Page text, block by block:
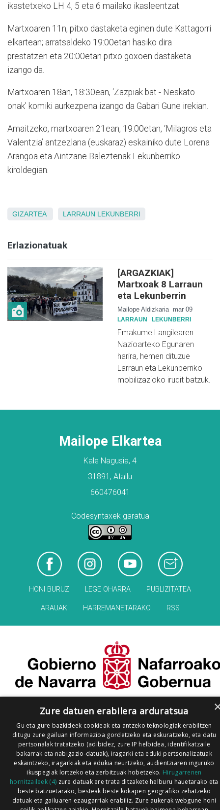
ikastetxeko LH 4, 5 eta 6 mailako ikasleentzat.
Martxoaren 11n, pitxo dastaketa eginen dute Kattagorri
elkartean; arratsaldeko 19:00etan hasiko dira
prestatzen eta 20:00etan pitxo goxoen dastaketa
izango da.
Martxoaren 18an, 18:30ean, ‘Zazpiak bat - Neskato
onak’ komiki aurkezpena izango da Gabari Gune irekian.
Amaitzeko, martxoaren 21ean, 19:00etan, ‘Milagros eta
Valentzia’ antzezlana (euskaraz) eskainiko dute Lorena
Arangoa eta Aintzane Baleztenak Lekunberriko
kiroldegian.
GIZARTEA LARRAUN LEKUNBERRI
Erlazionatuak
[ARGAZKIAK]
Martxoak 8 Larraun
eta Lekunberrin
Mailope Aldizkaria mar 09
LARRAUN LEKUNBERRI
Emakume Langilearen
Nazioarteko Egunaren
harira, hemen dituzue
Larraun eta Lekunberriko
mobilizazioko irudit batzuk.
Mailope Elkartea
Kale Nagusia, 4
31891, Atallu
660476041
Codesyntaxek garatua
HONI BURUZ LEGE OHARRA PUBLIZITATEA
ARAUAK HARREMANETARAKO RSS
Zure datuen erabilera arduratsua
Gu eta gure bazkideek cookieak eta antzeko teknologiak erabiltzen
ditugu zure gailuan informazioa gordetzeko eta eskuratzeko, eta datu
pertsonalak tratatzeko (adibidez, zure IP helbidea, identifikatzaile
bakarrak eta nabigazio-datuak), iragarki eta eduki pertsonalizatuak
eskaintzeko, iragarkiak eta edukia neurtzeko, audientziaren inguruko
ikuspegiak lortzeko eta zerbitzuak hobetzeko. Hirugarrenen
hornitzaileek (4) zure datuak ere trata ditzakete helburu hauetarako eta
beste batzuetarako, besteak beste kokapen geografiko zehatzeko
datuak eta gailuaren ezaugarriak erabiliz. Zure aukerak webgune honi